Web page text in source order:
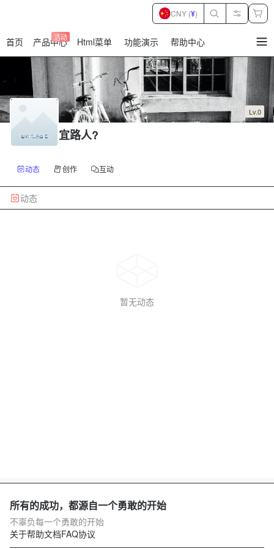
首页 产品中心
活动 Html菜单 功能演示 帮助中心
CNY (¥)
Lv.0
宜路人?
动态 创作 互动
动态
暂无动态
所有的成功，都源自一个勇敢的开始
不辜负每一个勇敢的开始
关于帮助文档FAQ协议